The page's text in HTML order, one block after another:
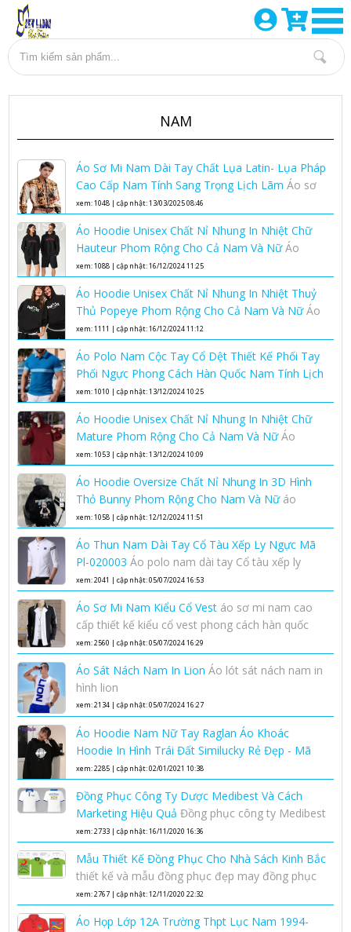
NAM
Áo Sơ Mi Nam Dài Tay Chất Lụa Latin- Lụa Pháp
Cao Cấp Nam Tính Sang Trọng Lịch Lãm Áo sơ
mi lụa nam cao cấp
xem: 1048 | cập nhật: 13/03/2025 08:46
Áo Hoodie Unisex Chất Nỉ Nhung In Nhiệt Chữ
Hauteur Phom Rộng Cho Cả Nam Và NữÁo
Hoodie Unisex Chất Nỉ Nhung In Nhiệt Chữ
xem: 1088 | cập nhật: 16/12/2024 11:25
Áo Hoodie Unisex Chất Nỉ Nhung In Nhiệt Thuỷ
Thủ Popeye Phom Rộng Cho Cả Nam Và NữÁo
hoodie unisex phom rộng chất nỉ nhung áo
xem: 1111 | cập nhật: 16/12/2024 11:12
Áo Polo Nam Cộc Tay Cổ Dệt Thiết Kế Phối Tay
Phối Ngực Phong Cách Hàn Quốc Nam Tính Lịch
Lãmáo polo nam cộc tay cổ dệt
xem: 1010 | cập nhật: 13/12/2024 10:25
Áo Hoodie Unisex Chất Nỉ Nhung In Nhiệt Chữ
Mature Phom Rộng Cho Cả Nam Và NữÁo
hoodie unisex phom rộng chất nỉ nhung áo
xem: 1053 | cập nhật: 13/12/2024 10:09
Áo Hoodie Oversize Chất Nỉ Nhung In 3D Hình
Thỏ Bunny Phom Rộng Cho Nam Và Nữ áo
hoodie oversize nam nữ chất nỉ nhung cao cấp
xem: 1058 | cập nhật: 12/12/2024 11:51
Áo Thun Nam Dài Tay Cổ Tàu Xếp Ly Ngực Mã
Pl-020003 Áo polo nam dài tay Cổ tàu xếp ly
ngực áo thun nam dài tay đẹp
xem: 2041 | cập nhật: 05/07/2024 16:53
Áo Sơ Mi Nam Kiểu Cổ Vest áo sơ mi nam cao
cấp thiết kế kiểu cổ vest phong cách hàn quốc
phối thân
xem: 2560 | cập nhật: 05/07/2024 16:29
Áo Sát Nách Nam In Lion Áo lót sát nách nam in
hình lion
xem: 2134 | cập nhật: 05/07/2024 16:27
Áo Hoodie Nam Nữ Tay Raglan Áo Khoác
Hoodie In Hình Trái Đất Similucky Rẻ Đẹp - Mã
Hd010008Áo hoodie nam nữ áo khoác hoodie
xem: 2285 | cập nhật: 02/01/2021 10:38
Đồng Phục Công Ty Dược Medibest Và Cách
Marketing Hiệu Quả Đồng phục công ty Medibest
marketing là gì cách marketing hiệu quả
xem: 2733 | cập nhật: 16/11/2020 16:36
Mẫu Thiết Kế Đồng Phục Cho Nhà Sách Kinh Bắc
thiết kế và mẫu đồng phục đẹp may đồng phục
rẻ đẹp tại hà nội
xem: 2767 | cập nhật: 12/11/2020 22:32
Áo Họp Lớp 12A Trường Thpt Lục Nam 1994-